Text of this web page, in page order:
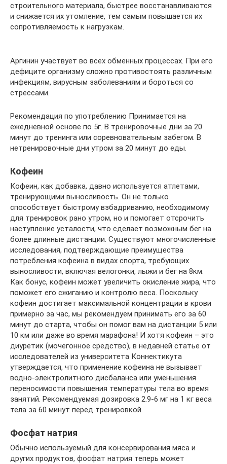
строительного материала, быстрее восстанавливаются
и снижается их утомление, тем самым повышается их
сопротивляемость к нагрузкам.
Аргинин участвует во всех обменных процессах. При его
дефиците организму сложно противостоять различным
инфекциям, вирусным заболеваниям и бороться со
стрессами.
Рекомендация по употреблению Принимается на
ежедневной основе по 5г. В тренировочные дни за 20
минут до тренинга или соревновательным забегом. В
нетренировочные дни утром за 20 минут до еды.
Кофеин
Кофеин, как добавка, давно используется атлетами,
тренирующими выносливость. Он не только
способствует быстрому взбадриванию, необходимому
для тренировок рано утром, но и помогает отсрочить
наступление усталости, что сделает возможным бег на
более длинные дистанции. Существуют многочисленные
исследования, подтверждающие преимущества
потребления кофеина в видах спорта, требующих
выносливости, включая велогонки, лыжи и бег на 8км.
Как бонус, кофеин может увеличить окисление жира, что
поможет его сжиганию и контролю веса. Поскольку
кофеин достигает максимальной концентрации в крови
примерно за час, мы рекомендуем принимать его за 60
минут до старта, чтобы он помог вам на дистанции 5 или
10 км или даже во время марафона! И хотя кофеин – это
диуретик (мочегонное средство), в недавней статье от
исследователей из университета Коннектикута
утверждается, что применение кофеина не вызывает
водно-электролитного дисбаланса или уменьшения
переносимости повышения температуры тела во время
занятий. Рекомендуемая дозировка 2.9-6 мг на 1 кг веса
тела за 60 минут перед тренировкой.
Фосфат натрия
Обычно используемый для консервирования мяса и
других продуктов, фосфат натрия теперь может